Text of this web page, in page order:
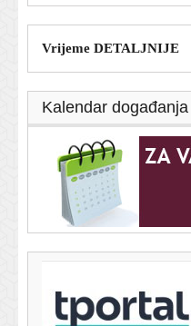
Vrijeme DETALJNIJE
Kalendar
Izgleda kao dizajnerska:
od 26 eura